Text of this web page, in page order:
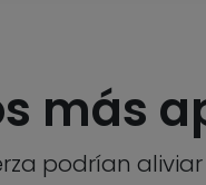
más
podrían